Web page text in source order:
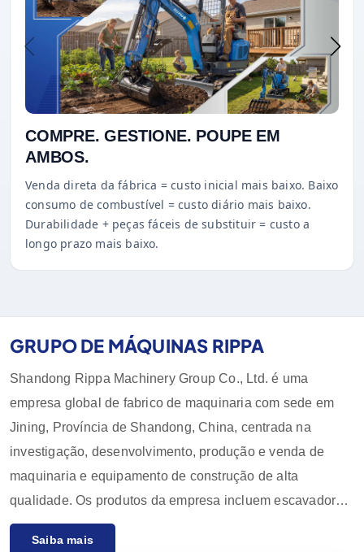
COMPRE. GESTIONE. POUPE EM
AMBOS.
Venda direta da fábrica = custo inicial mais baixo. Baixo
consumo de combustível = custo diário mais baixo.
Durabilidade + peças fáceis de substituir = custo a
longo prazo mais baixo.
GRUPO DE MÁQUINAS RIPPA
Shandong Rippa Machinery Group Co., Ltd. é uma
empresa global de fabrico de maquinaria com sede em
Jining, Província de Shandong, China, centrada na
investigação, desenvolvimento, produção e venda de
maquinaria e equipamento de construção de alta
qualidade. Os produtos da empresa incluem escavadoras,
carregadoras, empilhadoras, pás carregadoras e os seus
Saiba mais